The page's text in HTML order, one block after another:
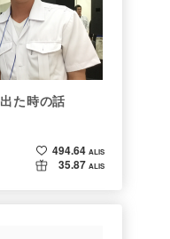
た時の話
494.64 ALIS
35.87 ALIS